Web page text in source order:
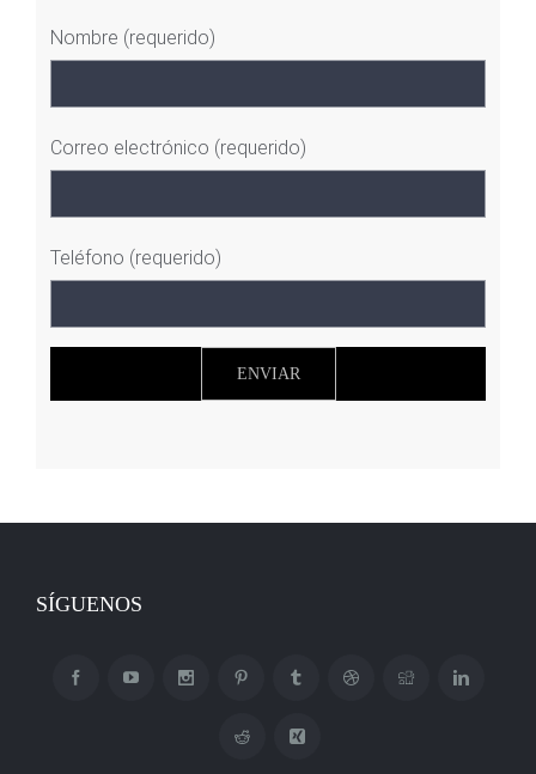
Nombre (requerido)
Correo electrónico (requerido)
Teléfono (requerido)
SÍGUENOS